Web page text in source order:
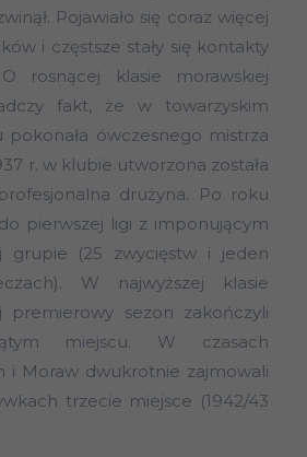
Pojawiało się coraz więcej
i częstsze stały się kontakty
rosnącej klasie morawskiej
fakt, że w towarzyskim
ówczesnego mistrza
r. w klubie utworzona została
drużyna. Po roku
pierwszej ligi z imponującym
grupie (25 zwycięstw i jeden
W najwyższej klasie
premierowy sezon zakończyli
miejscu. W czasach
i Moraw dwukrotnie zajmowali
trzecie miejsce (1942/43